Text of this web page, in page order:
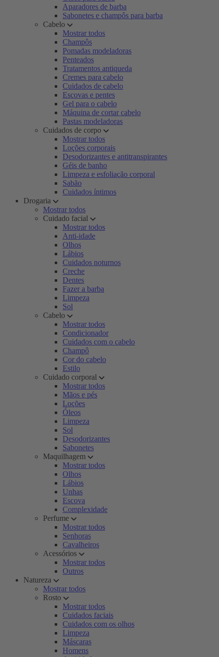
Aparadores de barba
Sabonetes e champôs para barba
Cabelo
Mostrar todos
Champôs
Pomadas modeladoras
Penteados
Tratamentos antiqueda
Cremes para cabelo
Cuidados de cabelo
Escovas e pentes
Gel para o cabelo
Máquina de cortar cabelo
Pastas modeladoras
Cuidados de corpo
Mostrar todos
Loções corporais
Desodorizantes e antitranspirantes
Géis de banho
Limpeza e esfoliação corporal
Sabão
Cuidados íntimos
Drogaria
Mostrar todos
Cuidado facial
Mostrar todos
Anti-idade
Olhos
Lábios
Cuidados noturnos
Creche
Dentes
Fazer a barba
Limpeza
Sol
Cabelo
Mostrar todos
Condicionador
Cuidados com o cabelo
Champô
Cor do cabelo
Estilo
Cuidado corporal
Mostrar todos
Mãos e pés
Loções
Óleos
Limpeza
Sol
Desodorizantes
Sabonetes
Maquilhagem
Mostrar todos
Olhos
Lábios
Unhas
Escova
Complexidade
Perfume
Mostrar todos
Senhoras
Cavalheiros
Acessórios
Mostrar todos
Outros
Natureza
Mostrar todos
Rosto
Mostrar todos
Cuidados faciais
Cuidados com os olhos
Limpeza
Máscaras
Homens